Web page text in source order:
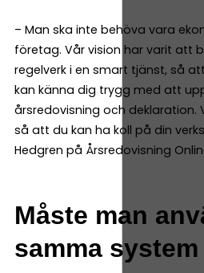
– Man ska inte behöva vara
företag. Vår vision har varit att
regelverk i en smart tjänst, så
kan känna dig trygg med att
årsredovisning och deklaration.
så att du kan ha koll på din
Hedgren på Årsredovisning
Måste man
samma